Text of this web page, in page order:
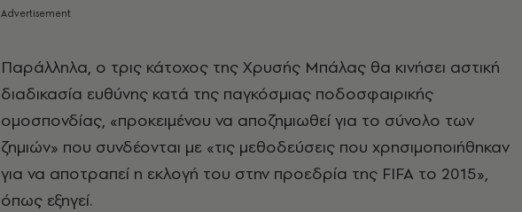
Παράλληλα, ο τρις κάτοχος της Χρυσής Μπάλας θα κινήσει αστική
διαδικασία ευθύνης κατά της παγκόσμιας ποδοσφαιρικής
ομοσπονδίας, «προκειμένου να αποζημιωθεί για το σύνολο των
ζημιών» που συνδέονται με «τις μεθοδεύσεις που χρησιμοποιήθηκαν
για να αποτραπεί η εκλογή του στην προεδρία της FIFA το 2015»,
όπως εξηγεί.